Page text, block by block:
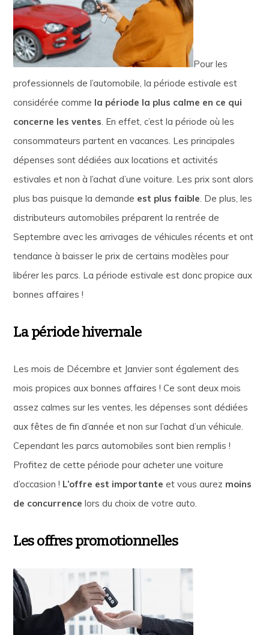
Pour les
professionnels de l’automobile, la période estivale est
considérée comme la période la plus calme en ce qui
concerne les ventes. En effet, c’est la période où les
consommateurs partent en vacances. Les principales
dépenses sont dédiées aux locations et activités
estivales et non à l’achat d’une voiture. Les prix sont alors
plus bas puisque la demande est plus faible. De plus, les
distributeurs automobiles préparent la rentrée de
Septembre avec les arrivages de véhicules récents et ont
tendance à baisser le prix de certains modèles pour
libérer les parcs. La période estivale est donc propice aux
bonnes affaires !
La période hivernale
Les mois de Décembre et Janvier sont également des
mois propices aux bonnes affaires ! Ce sont deux mois
assez calmes sur les ventes, les dépenses sont dédiées
aux fêtes de fin d’année et non sur l’achat d’un véhicule.
Cependant les parcs automobiles sont bien remplis !
Profitez de cette période pour acheter une voiture
d’occasion ! L’offre est importante et vous aurez moins
de concurrence lors du choix de votre auto.
Les offres promotionnelles